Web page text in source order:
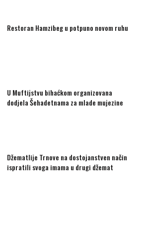
Restoran Hamzibeg u potpuno novom ruhu
U Muftijstvu bihaćkom organizovana
dodjela Šehadetnama za mlade mujezine
Džematlije Trnove na dostojanstven način
ispratili svoga imama u drugi džemat